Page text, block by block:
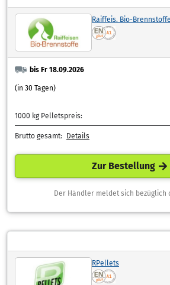
Raiffeis. Bio-Brennstoffe
bis Fr 18.09.2026
(in 30 Tagen)
1000 kg Pelletspreis:
Brutto gesamt: Details
Zur Bestellung
Der Händler meldet sich bezüglich
RPellets